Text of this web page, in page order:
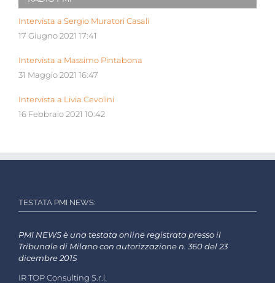
Intervista a Sergio Muratori Casali
17 Giugno 2021 17:41
Intervista a Massimo Pintabona
31 Maggio 2021 16:47
Intervista a Livia Cevolini
16 Febbraio 2021 10:42
TESTATA PMI NEWS:
PMI NEWS è una testata online registrata presso il
Tribunale di Milano con autorizzazione n. 360 del 23
dicembre 2015
IR TOP Consulting S.r.l.